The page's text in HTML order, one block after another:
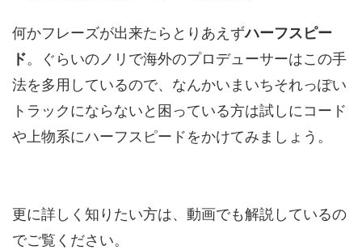
何かフレーズが出来たらとりあえずハーフスピー
ド。ぐらいのノリで海外のプロデューサーはこの手
法を多用しているので、なんかいまいちそれっぽい
トラックにならないと困っている方は試しにコード
や上物系にハーフスピードをかけてみましょう。
更に詳しく知りたい方は、動画でも解説しているの
でご覧ください。